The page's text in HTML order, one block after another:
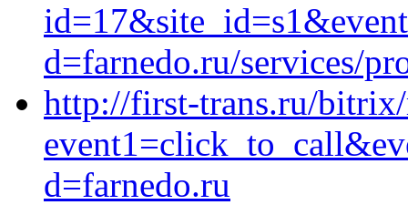
d=farnedo.ru/services/
http://first-trans.ru/
d=farnedo.ru